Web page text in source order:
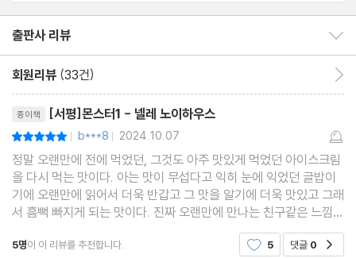
출판사 리뷰
회원리뷰 (33건)
종이책 [서평]몬스터1 - 넬레 노이하우스
| b***8 | 2024.10.07
정말 오랜만에 전에 먹었던, 그것도 아주 맛있게 먹었던 아이스크림
을 다시 먹는 맛이다. 아는 맛이 무섭다고 익히 눈에 익었던 글밥이
기에 오랜만에 읽어서 더욱 반갑고 그 맛을 알기에 더욱 맛있고 그래
서 흠뻑 빠지게 되는 맛이다. 진짜 오랜만에 만나는 친구같은 느낌이
드는 그런 책이기도 하다. 그런 거 아는가. 진짜 친한 친구라면 일년
에 한번 봐도 어제 보고 오늘 다시 만나는
5명이 이 리뷰를 추천합니다. 5 댓글 0